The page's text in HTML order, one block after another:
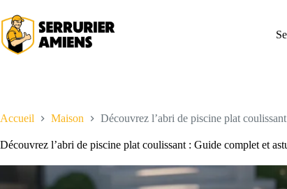
au
contenu
Accueil Maison Découvrez l’abri de piscine plat
Découvrez l’abri de piscine plat coulissant : Guide complet et